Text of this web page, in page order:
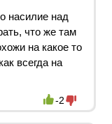
насилие над
что же там
на какое то
всегда на
-2